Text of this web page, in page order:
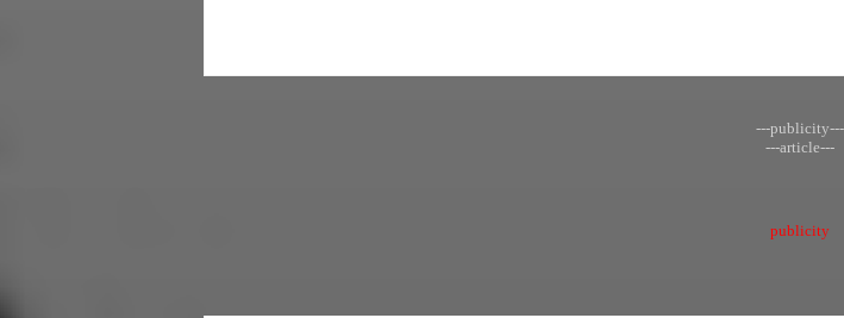
---publicity---
---article---
publicity